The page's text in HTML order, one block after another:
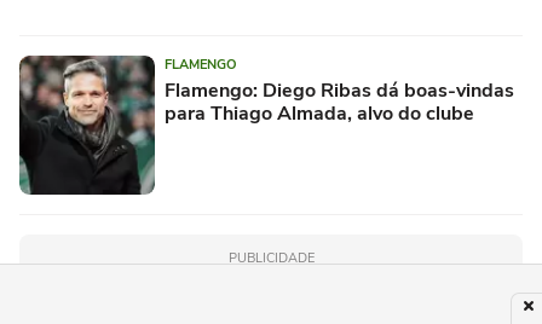
FLAMENGO
Flamengo: Diego Ribas dá boas-vindas
para Thiago Almada, alvo do clube
PUBLICIDADE